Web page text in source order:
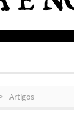
Artigos